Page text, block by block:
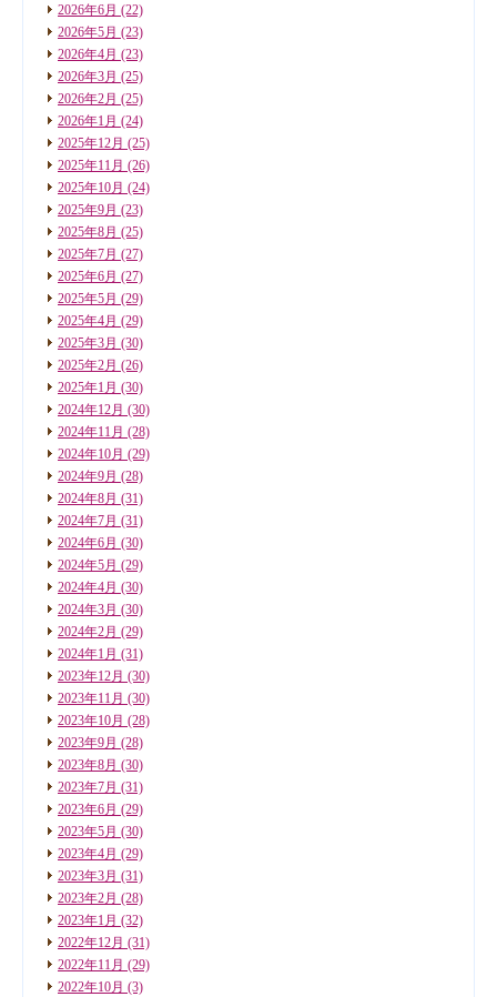
2026年6月 (22)
2026年5月 (23)
2026年4月 (23)
2026年3月 (25)
2026年2月 (25)
2026年1月 (24)
2025年12月 (25)
2025年11月 (26)
2025年10月 (24)
2025年9月 (23)
2025年8月 (25)
2025年7月 (27)
2025年6月 (27)
2025年5月 (29)
2025年4月 (29)
2025年3月 (30)
2025年2月 (26)
2025年1月 (30)
2024年12月 (30)
2024年11月 (28)
2024年10月 (29)
2024年9月 (28)
2024年8月 (31)
2024年7月 (31)
2024年6月 (30)
2024年5月 (29)
2024年4月 (30)
2024年3月 (30)
2024年2月 (29)
2024年1月 (31)
2023年12月 (30)
2023年11月 (30)
2023年10月 (28)
2023年9月 (28)
2023年8月 (30)
2023年7月 (31)
2023年6月 (29)
2023年5月 (30)
2023年4月 (29)
2023年3月 (31)
2023年2月 (28)
2023年1月 (32)
2022年12月 (31)
2022年11月 (29)
2022年10月 (3)